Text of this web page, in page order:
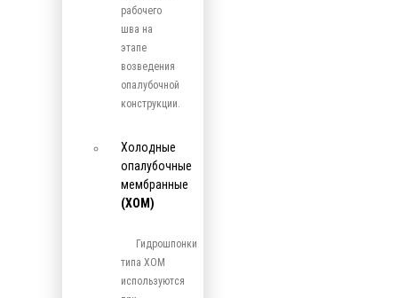
рабочего
шва на
этапе
возведения
опалубочной
конструкции.
Холодные
опалубочные
мембранные
(ХОМ)
Гидрошпонки
типа ХОМ
используются